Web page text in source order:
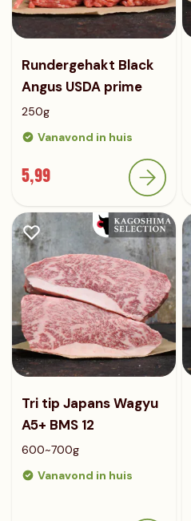
Rundergehakt Black
Angus USDA prime
250g
Vanavond in huis
5,99
Tri tip Japans Wagyu
A5+ BMS 12
600~700g
Vanavond in huis